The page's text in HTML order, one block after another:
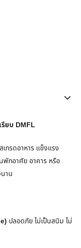
รียบ DMFL
กรดอาหาร แข็งแรง
พักอาศัย อาคาร หรือ
าน
ปลอดภัย ไม่เป็นสนิม ไม่